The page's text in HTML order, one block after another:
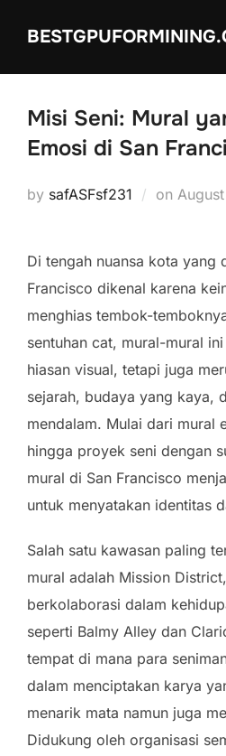
Misi Seni: Mural
Emosi di San
by safASFsf231 on Posted
Di tengah nuansa kota yang
Francisco dikenal karena
menghias tembok-
sentuhan cat, mural-mural
hiasan visual, tetapi juga
sejarah, budaya yang kaya,
mendalam. Mulai dari mural
hingga proyek seni dengan
mural di San Francisco
untuk menyatakan identitas
Salah satu kawasan paling
mural adalah Mission
berkolaborasi dalam
seperti Balmy Alley dan
tempat di mana para
dalam menciptakan karya
menarik mata namun juga
Didukung oleh organisasi